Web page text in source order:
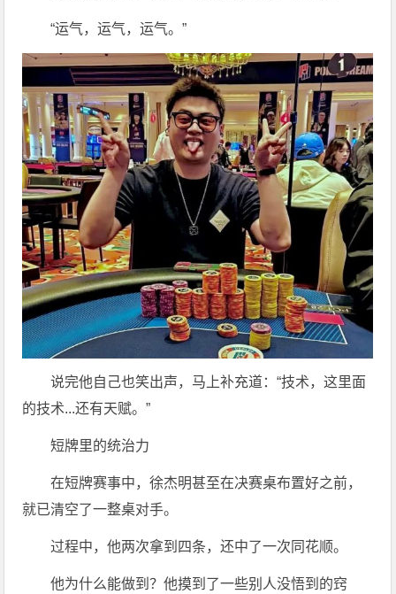
“运气，运气，运气。”
说完他自己也笑出声，马上补充道：“技术，这里面
的技术...还有天赋。”
短牌里的统治力
在短牌赛事中，徐杰明甚至在决赛桌布置好之前，
就已清空了一整桌对手。
过程中，他两次拿到四条，还中了一次同花顺。
他为什么能做到？他摸到了一些别人没悟到的窍